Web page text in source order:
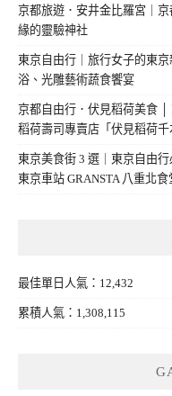
京都旅遊．安井金比羅宮｜
緣的靈驗神社
東京自由行｜旅行女子的東
浴、光雕藝術蔬食饗宴
京都自由行．伏見稻荷美食
稻荷壽司專賣店「伏見稻荷
東京美食街 3 選｜東京自由
東京車站 GRANSTA 八重北食
最佳單日人氣：12,432
累積人氣：1,308,115